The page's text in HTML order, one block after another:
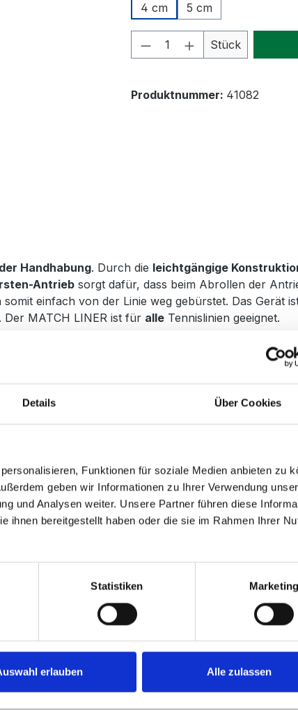
Details Über Cookies
Funktionen für soziale Medien anbieten zu
geben wir Informationen zu Ihrer Verwendung
und Analysen weiter. Unsere Partner führen diese
ihnen bereitgestellt haben oder die sie im Rahmen Ihrer
Statistiken Marketing
erlauben Alle zulassen
4 cm
5 cm
Produkt Anzahl:
Stück
Produktnummer: 41082
Handhabung. Durch die leichtgängige
Antrieb sorgt dafür, dass beim Abrollen der
einfach von der Linie weg gebürstet. Das Gerät
MATCH LINER ist für alle Tennislinien geeignet.